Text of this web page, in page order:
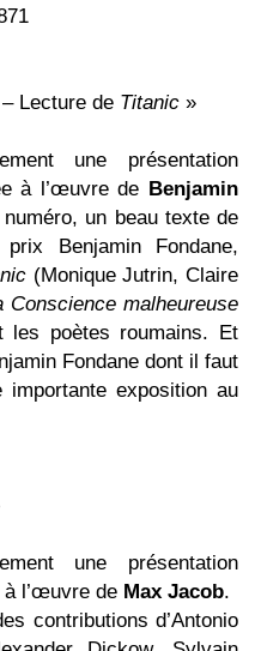
– Lecture de Titanic »
une présentation
à l’œuvre de Benjamin
un beau texte de
Benjamin Fondane,
(Monique Jutrin, Claire
Conscience malheureuse
les poètes roumains. Et
Fondane dont il faut
importante exposition au
une présentation
à l’œuvre de Max Jacob.
contributions d’Antonio